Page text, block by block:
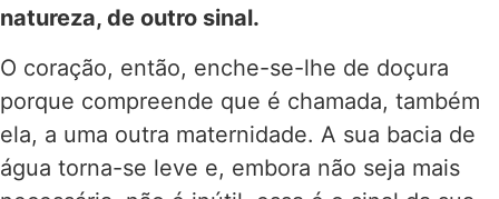
natureza, de outro sinal.
O coração, então, enche-se-lhe de doçura
porque compreende que é chamada, também
ela, a uma outra maternidade. A sua bacia de
água torna-se leve e, embora não seja mais